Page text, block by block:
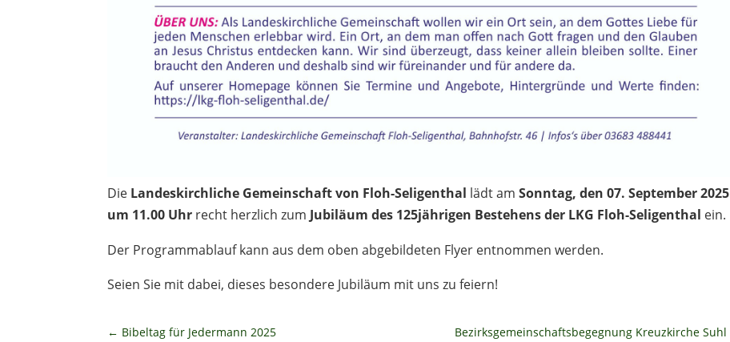
Die Landeskirchliche Gemeinschaft von Floh-Seligenthal lädt amSonntag, den 07. September 2025
um 11.00 Uhr recht herzlich zumJubiläum des 125jährigen Bestehens der LKG Floh-Seligenthal ein.
Der Programmablauf kann aus dem oben abgebildeten Flyer entnommen werden.
Seien Sie mit dabei, dieses besondere Jubiläum mit uns zu feiern!
← Bibeltag für Jedermann 2025 Bezirksgemeinschaftsbegegnung Kreuzkirche Suhl